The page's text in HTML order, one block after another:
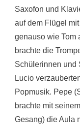
Saxofon und
auf dem Flügel
genauso wie Tom
brachte die
Schülerinnen und
Lucio
Popmusik. Pepe
brachte mit
Gesang) die Aula